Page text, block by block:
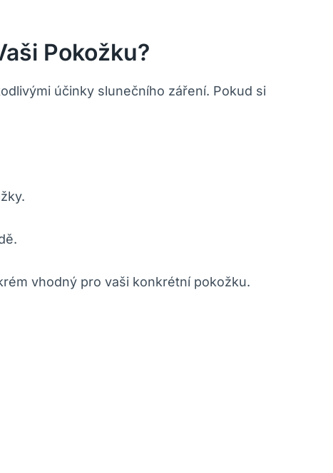
Pokožku?
účinky slunečního záření. Pokud si
vhodný pro vaši konkrétní pokožku.